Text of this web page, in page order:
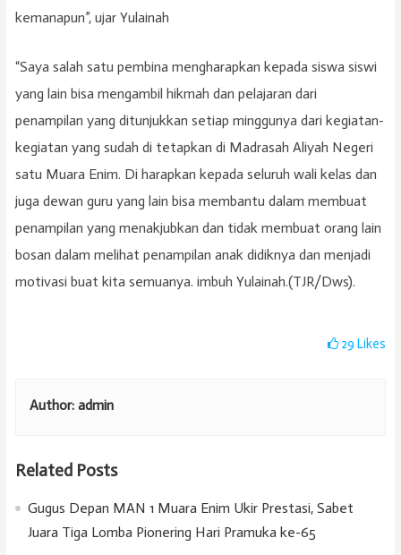
kemanapun”, ujar Yulainah
“Saya salah satu pembina mengharapkan kepada siswa siswi
yang lain bisa mengambil hikmah dan pelajaran dari
penampilan yang ditunjukkan setiap minggunya dari kegiatan-
kegiatan yang sudah di tetapkan di Madrasah Aliyah Negeri
satu Muara Enim. Di harapkan kepada seluruh wali kelas dan
juga dewan guru yang lain bisa membantu dalam membuat
penampilan yang menakjubkan dan tidak membuat orang lain
bosan dalam melihat penampilan anak didiknya dan menjadi
motivasi buat kita semuanya. imbuh Yulainah.(TJR/Dws).
29Likes
Author: admin
Related Posts
Gugus Depan MAN 1 Muara Enim Ukir Prestasi, Sabet
Juara Tiga Lomba Pionering Hari Pramuka ke-65